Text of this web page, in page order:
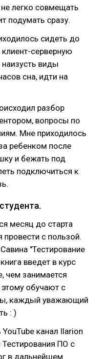
легко совмещать
подумать сразу.
сидеть до
клиент-серверную
наизусть виды
сна, идти на
разбор
вопросы по
Мне приходилось
ребенком после
и бежать под
подключиться к
месяц до старта
провести с пользой.
"Тестирование
введет в курс
чем занимается
обучают с
каждый уважающий
: )
канал Ilarion
ПО с
в дальнейшем